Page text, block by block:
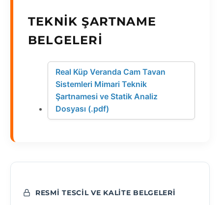
TEKNIK ŞARTNAME
BELGELERI
Real Küp Veranda Cam Tavan
Sistemleri Mimari Teknik
Şartnamesi ve Statik Analiz
Dosyası (.pdf)
RESMI TESCIL VE KALITE BELGELERI